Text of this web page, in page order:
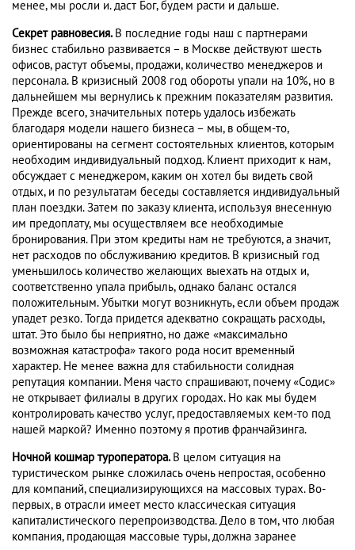
менее, мы росли и. даст Бог, будем расти и дальше.
Секрет равновесия. В последние годы наш с партнерами
бизнес стабильно развивается – в Москве действуют шесть
офисов, растут объемы, продажи, количество менеджеров и
персонала. В кризисный 2008 год обороты упали на 10%, но в
дальнейшем мы вернулись к прежним показателям развития.
Прежде всего, значительных потерь удалось избежать
благодаря модели нашего бизнеса – мы, в общем-то,
ориентированы на сегмент состоятельных клиентов, которым
необходим индивидуальный подход. Клиент приходит к нам,
обсуждает с менеджером, каким он хотел бы видеть свой
отдых, и по результатам беседы составляется индивидуальный
план поездки. Затем по заказу клиента, используя внесенную
им предоплату, мы осуществляем все необходимые
бронирования. При этом кредиты нам не требуются, а значит,
нет расходов по обслуживанию кредитов. В кризисный год
уменьшилось количество желающих выехать на отдых и,
соответственно упала прибыль, однако баланс остался
положительным. Убытки могут возникнуть, если объем продаж
упадет резко. Тогда придется адекватно сокращать расходы,
штат. Это было бы неприятно, но даже «максимально
возможная катастрофа» такого рода носит временный
характер. Не менее важна для стабильности солидная
репутация компании. Меня часто спрашивают, почему «Содис»
не открывает филиалы в других городах. Но как мы будем
контролировать качество услуг, предоставляемых кем-то под
нашей маркой? Именно поэтому я против франчайзинга.
Ночной кошмар туроператора. В целом ситуация на
туристическом рынке сложилась очень непростая, особенно
для компаний, специализирующихся на массовых турах. Во-
первых, в отрасли имеет место классическая ситуация
капиталистического перепроизводства. Дело в том, что любая
компания, продающая массовые туры, должна заранее